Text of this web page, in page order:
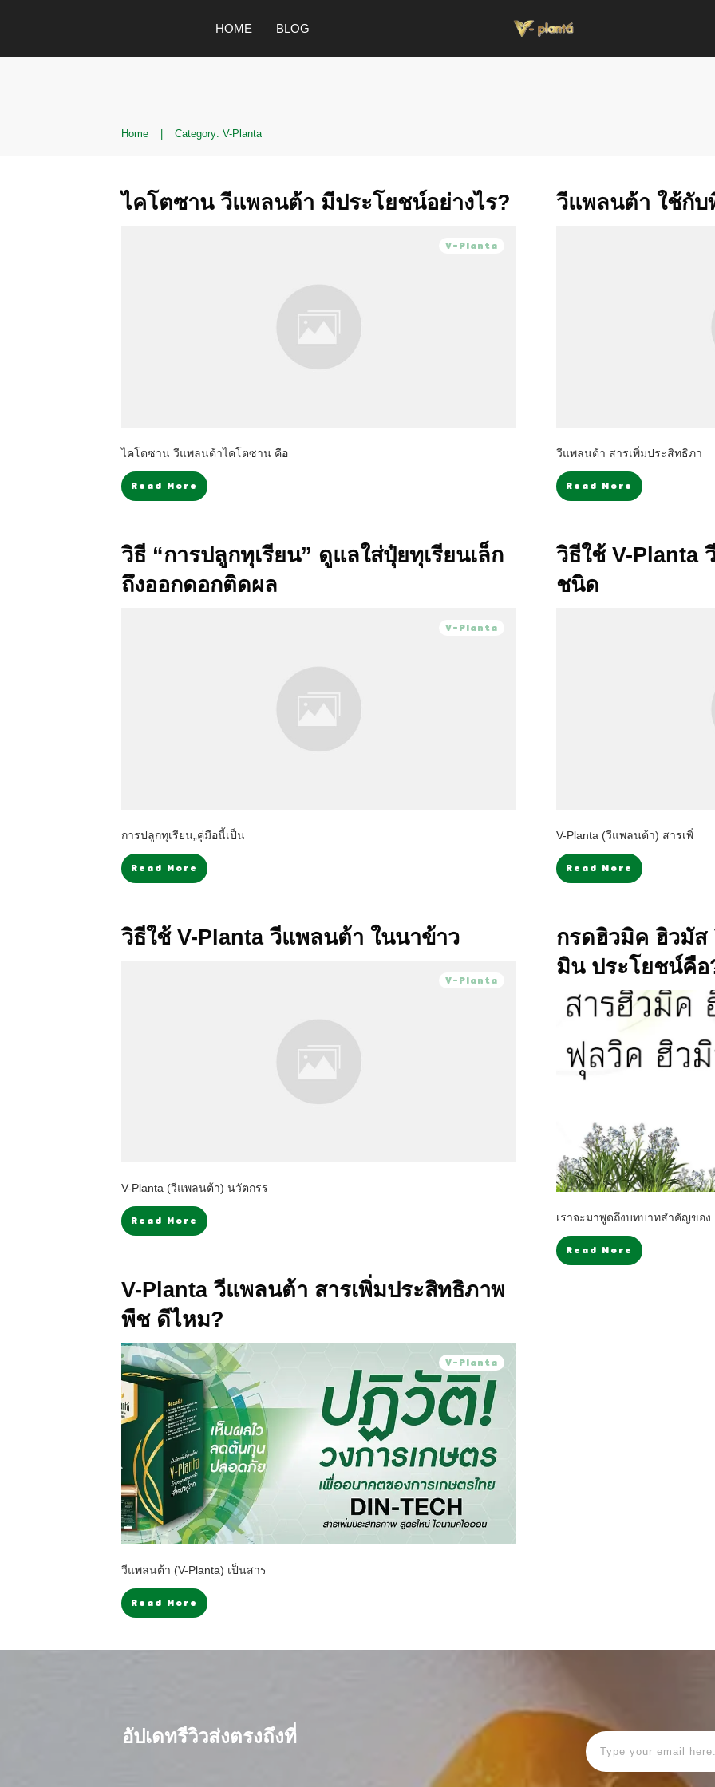
HOME BLOG
Home Category: V-Planta
ไคโตซาน วีแพลนต้า มีประโยชน์อย่างไร?
V-Planta
ไคโตซาน วีแพลนต้าไคโตซาน คือ
Read More
วีแพลนต้า ใช้กับ
วีแพลนต้า สารเพิ่มประสิทธิภา
Read More
วิธี “การปลูกทุเรียน” ดูแลใส่ปุ๋ยทุเรียนเล็ก
ถึงออกดอกติดผล
V-Planta
การปลูกทุเรียน„คู่มือนี้เป็น
Read More
วิธีใช้ V-Planta
ชนิด
V-Planta (วีแพลนต้า) สารเพิ่
Read More
วิธีใช้ V-Planta วีแพลนต้า ในนาข้าว
V-Planta
V-Planta (วีแพลนต้า) นวัตกรร
Read More
กรดฮิวมิค ฮิวมัส
มิน ประโยชน์คือ
เราจะมาพูดถึงบทบาทสำคัญของ
Read More
V-Planta วีแพลนต้า สารเพิ่มประสิทธิภาพ
พืช ดีไหม?
V-Planta
วีแพลนต้า (V-Planta) เป็นสาร
Read More
อัปเดทรีวิวส่งตรงถึงที่